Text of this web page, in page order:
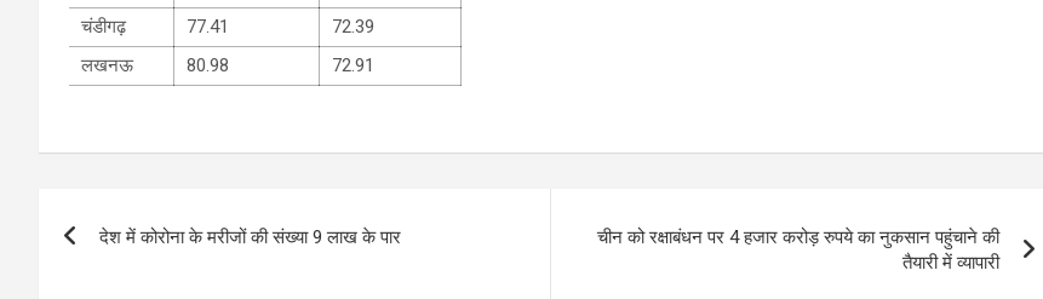
चंडीगढ़
77.41
72.39
लखनऊ
80.98 72.91
देश में कोरोना के मरीजों की संख्या 9 लाख के पार
चीन को रक्षाबंधन पर 4 हजार करोड़ रुपये का नुकसान पहुंचाने की
तैयारी में व्‍यापारी